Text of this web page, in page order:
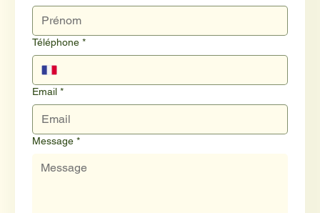
Téléphone *
Email *
Message *